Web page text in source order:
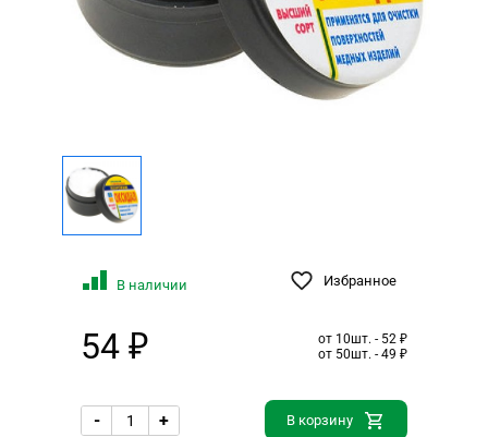
В наличии Избранное
54 ₽
от 10шт. - 52 ₽
от 50шт. - 49 ₽
- + В корзину